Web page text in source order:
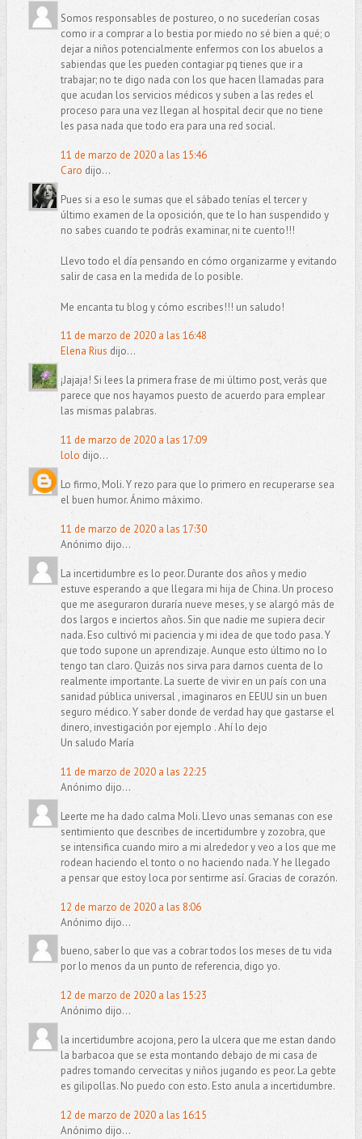
Somos responsables de postureo, o no sucederían cosas
como ir a comprar a lo bestia por miedo no sé bien a qué; o
dejar a niños potencialmente enfermos con los abuelos a
sabiendas que les pueden contagiar pq tienes que ir a
trabajar; no te digo nada con los que hacen llamadas para
que acudan los servicios médicos y suben a las redes el
proceso para una vez llegan al hospital decir que no tiene
les pasa nada que todo era para una red social.
11 de marzo de 2020 a las 15:46
Caro dijo...
Pues si a eso le sumas que el sábado tenías el tercer y
último examen de la oposición, que te lo han suspendido y
no sabes cuando te podrás examinar, ni te cuento!!!
Llevo todo el día pensando en cómo organizarme y evitando
salir de casa en la medida de lo posible.
Me encanta tu blog y cómo escribes!!! un saludo!
11 de marzo de 2020 a las 16:48
Elena Rius dijo...
¡Jajaja! Si lees la primera frase de mi último post, verás que
parece que nos hayamos puesto de acuerdo para emplear
las mismas palabras.
11 de marzo de 2020 a las 17:09
lolo dijo...
Lo firmo, Moli. Y rezo para que lo primero en recuperarse sea
el buen humor. Ánimo máximo.
11 de marzo de 2020 a las 17:30
Anónimo dijo...
La incertidumbre es lo peor. Durante dos años y medio
estuve esperando a que llegara mi hija de China. Un proceso
que me aseguraron duraría nueve meses, y se alargó más de
dos largos e inciertos años. Sin que nadie me supiera decir
nada. Eso cultivó mi paciencia y mi idea de que todo pasa. Y
que todo supone un aprendizaje. Aunque esto último no lo
tengo tan claro. Quizás nos sirva para darnos cuenta de lo
realmente importante. La suerte de vivir en un país con una
sanidad pública universal , imaginaros en EEUU sin un buen
seguro médico. Y saber donde de verdad hay que gastarse el
dinero, investigación por ejemplo . Ahí lo dejo
Un saludo María
11 de marzo de 2020 a las 22:25
Anónimo dijo...
Leerte me ha dado calma Moli. Llevo unas semanas con ese
sentimiento que describes de incertidumbre y zozobra, que
se intensifica cuando miro a mi alrededor y veo a los que me
rodean haciendo el tonto o no haciendo nada. Y he llegado
a pensar que estoy loca por sentirme así. Gracias de corazón.
12 de marzo de 2020 a las 8:06
Anónimo dijo...
bueno, saber lo que vas a cobrar todos los meses de tu vida
por lo menos da un punto de referencia, digo yo.
12 de marzo de 2020 a las 15:23
Anónimo dijo...
la incertidumbre acojona, pero la ulcera que me estan dando
la barbacoa que se esta montando debajo de mi casa de
padres tomando cervecitas y niños jugando es peor. La gebte
es gilipollas. No puedo con esto. Esto anula a incertidumbre.
12 de marzo de 2020 a las 16:15
Anónimo dijo...